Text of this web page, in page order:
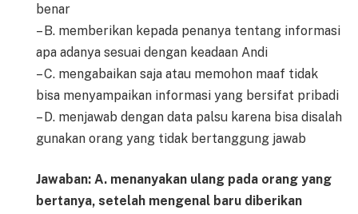
benar
– B. memberikan kepada penanya tentang informasi
apa adanya sesuai dengan keadaan Andi
– C. mengabaikan saja atau memohon maaf tidak
bisa menyampaikan informasi yang bersifat pribadi
– D. menjawab dengan data palsu karena bisa disalah
gunakan orang yang tidak bertanggung jawab
Jawaban: A. menanyakan ulang pada orang yang
bertanya, setelah mengenal baru diberikan